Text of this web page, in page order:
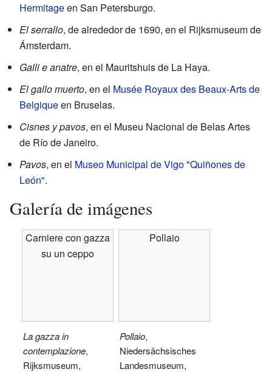
Hermitageen San Petersburgo.
El serrallo, de alrededor de 1690, en el Rijksmuseum de
Ámsterdam.
Galli e anatre, en el Mauritshuis de La Haya.
El gallo muerto, en el Musée Royaux des Beaux-Arts de
Belgiqueen Bruselas.
Cisnes y pavos, en el Museu Nacional de Belas Artes
de Río de Janeiro.
Pavos, en el Museo Municipal de Vigo "Quiñones de
León".
Galería de imágenes
Carniere con gazza
su un ceppo
La gazza in
contemplazione,
Rijksmuseum,
Pollaio
Pollaio,
Niedersächsisches
Landesmuseum,